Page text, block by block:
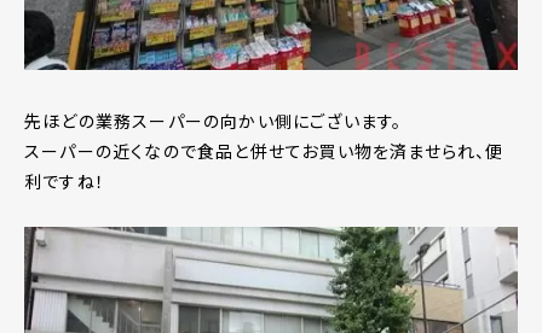
先ほどの業務スーパーの向かい側にございます。
スーパーの近くなので食品と併せてお買い物を済ませられ、便
利ですね！